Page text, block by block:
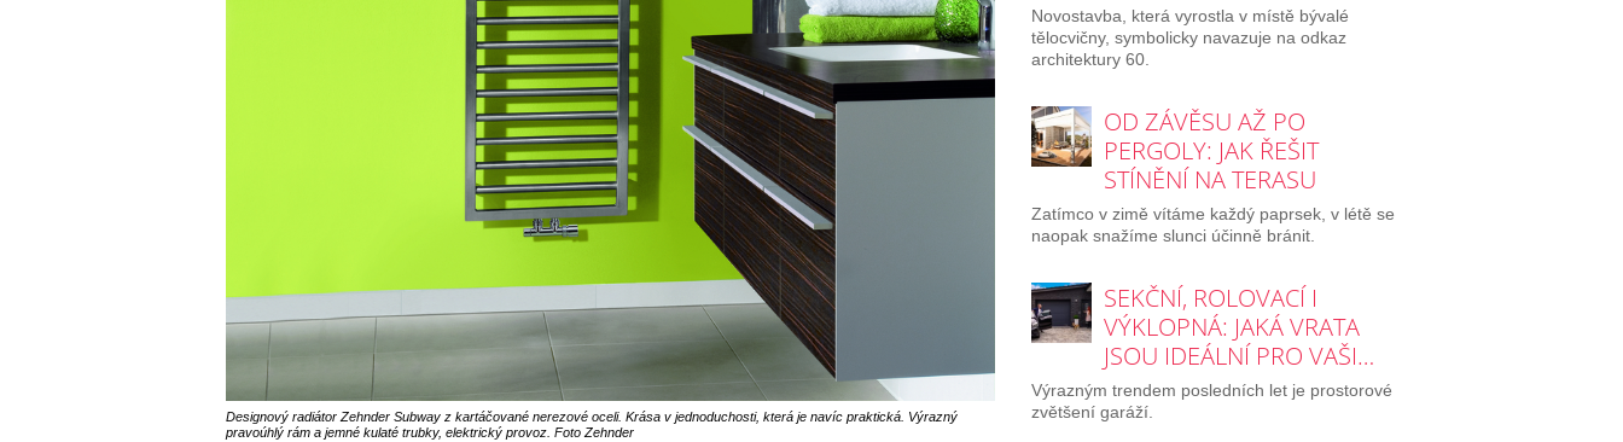
Designový radiátor Zehnder Subway z kartáčované nerezové oceli. Krása v jednoduchosti, která je navíc praktická. Výrazný
pravoúhlý rám a jemné kulaté trubky, elektrický provoz. Foto Zehnder
Novostavba, která vyrostla v místě bývalé
tělocvičny, symbolicky navazuje na odkaz
architektury 60.
OD ZÁVĚSU AŽ PO
PERGOLY: JAK ŘEŠIT
STÍNĚNÍ NA TERASU
Zatímco v zimě vítáme každý paprsek, v létě se
naopak snažíme slunci účinně bránit.
SEKČNÍ, ROLOVACÍ I
VÝKLOPNÁ: JAKÁ VRATA
JSOU IDEÁLNÍ PRO VAŠI…
Výrazným trendem posledních let je prostorové
zvětšení garáží.